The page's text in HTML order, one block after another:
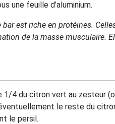
une feuille d'aluminium.
bar est riche en protéines.
de la masse musculaire.
4 du citron vert au zesteur
le reste du
le persil.